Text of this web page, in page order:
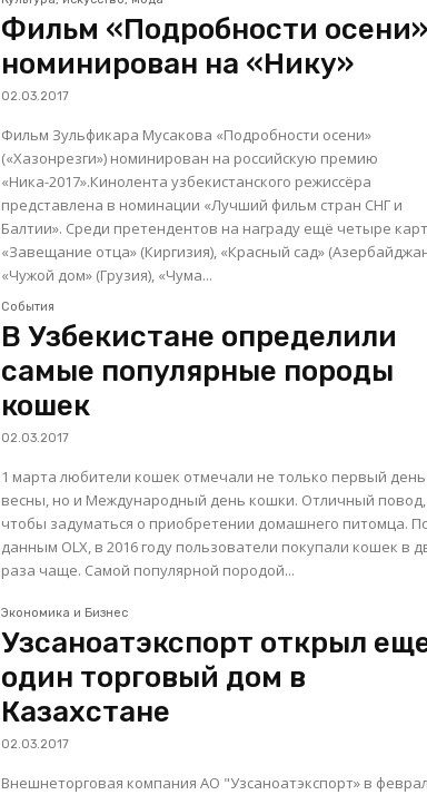
Фильм «Подробности осени»
номинирован на «Нику»
02.03.2017
Фильм Зульфикара Мусакова «Подробности осени»
(«Хазонрезги») номинирован на российскую премию
«Ника-2017».Кинолента узбекистанского режиссёра
представлена в номинации «Лучший фильм стран СНГ и
Балтии». Среди претендентов на награду ещё четыре
«Завещание отца» (Киргизия), «Красный сад»
«Чужой дом» (Грузия), «Чума...
События
В Узбекистане определили
самые популярные породы
кошек
02.03.2017
1 марта любители кошек отмечали не только первый день
весны, но и Международный день кошки. Отличный повод,
чтобы задуматься о приобретении домашнего питомца.
данным OLX, в 2016 году пользователи покупали кошек в
раза чаще. Самой популярной породой...
Экономика и Бизнес
Узсаноатэкспорт открыл
один торговый дом в
Казахстане
02.03.2017
Внешнеторговая компания АО "Узсаноатэкспорт» в феврале